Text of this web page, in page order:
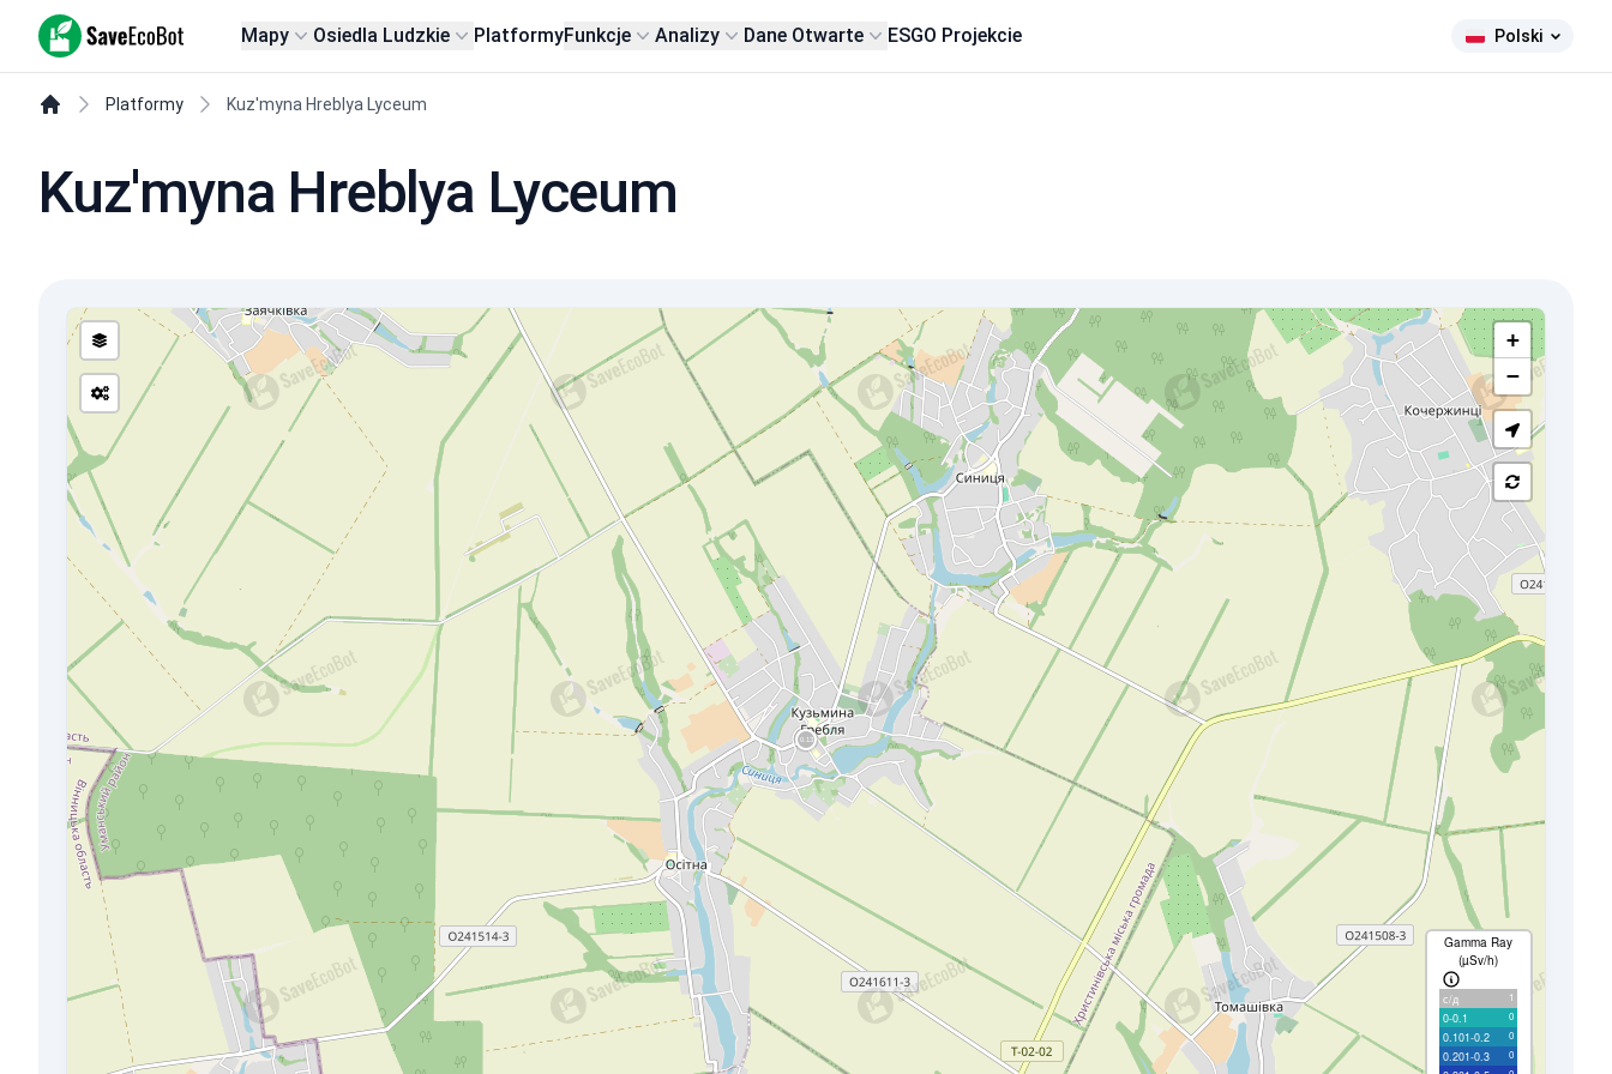
SaveEcoBot Mapy Osiedla Ludzkie PlatformyFunkcje Analizy Dane Otwarte ESGO Projekcie Polski
Platformy Kuz'myna Hreblya Lyceum
Kuz'myna Hreblya Lyceum
+
−
Gamma Ray
(µSv/h)
с/д 1
0-0.1 0
0.101-0.2 0
0.201-0.3 0